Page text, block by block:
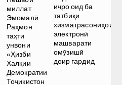
миллат
Эмомалӣ
Раҳмон
таҳти
унвони
«Ҳизби
Халқии
Демократии
Тоҷикистон
иҷро оид ба
татбиқи
хизматрасониҳои
электронӣ
машварати
омӯзишӣ
доир гардид